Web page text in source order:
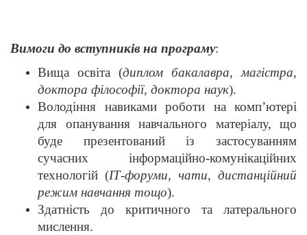
Вимоги до вступників на програму:
Вища освіта (диплом бакалавра, магістра,
доктора філософії, доктора наук).
Володіння навиками роботи на комп’ютері
для опанування навчального матеріалу, що
буде презентований із застосуванням
сучасних інформаційно-комунікаційних
технологій (ІТ-форуми, чати, дистанційний
режим навчання тощо).
Здатність до критичного та латерального
мислення.